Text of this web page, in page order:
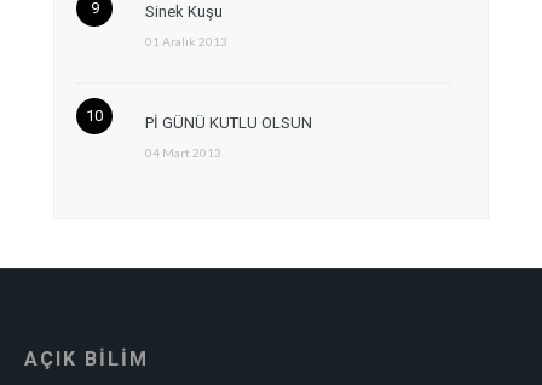
Sinek Kuşu
01 Aralık 2013
Pİ GÜNÜ KUTLU OLSUN
04 Mart 2013
AÇIK BİLİM